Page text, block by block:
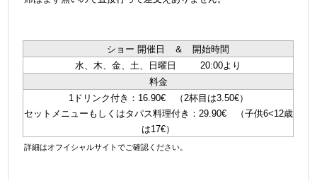
ショー 開催日 ＆ 開始時間
水、木、金、土、日曜日 20:00より
料金
1ドリンク付き：16.90€ （2杯目は3.50€）
セットメニューもしくはタパス料理付き：29.90€ （子供6<12歳
は17€）
詳細はオフイシャルサイトでご確認ください。